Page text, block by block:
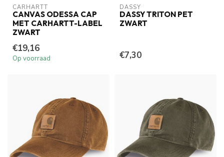
CARHARTT
CANVAS ODESSA CAP
MET CARHARTT-LABEL
ZWART
€19,16
Op voorraad
DASSY
DASSY TRITON PET
ZWART
€7,30